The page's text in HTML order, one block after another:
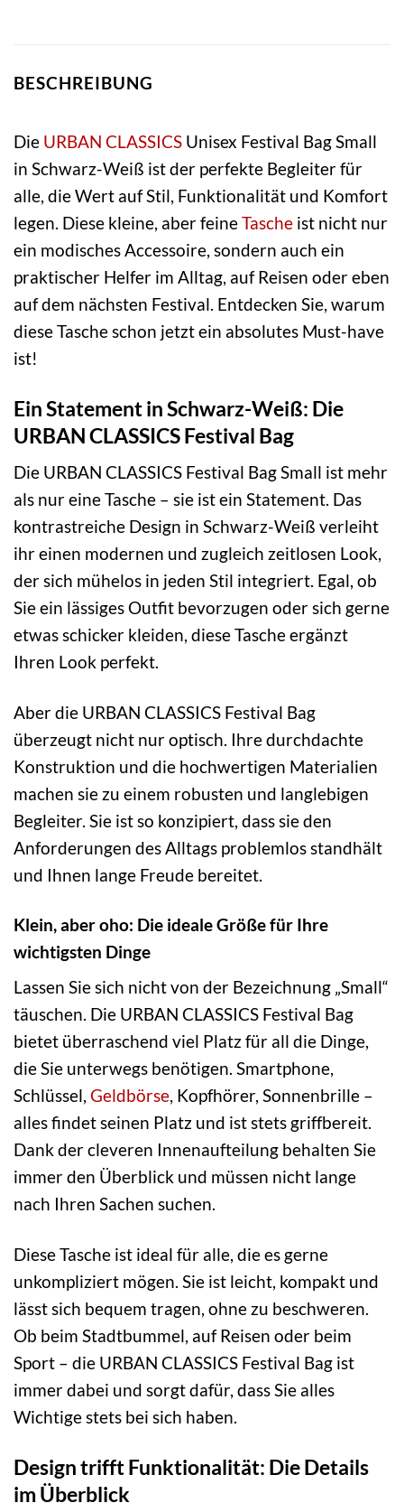
BESCHREIBUNG
Die URBAN CLASSICS Unisex Festival Bag Small
in Schwarz-Weiß ist der perfekte Begleiter für
alle, die Wert auf Stil, Funktionalität und Komfort
legen. Diese kleine, aber feineTasche ist nicht nur
ein modisches Accessoire, sondern auch ein
praktischer Helfer im Alltag, auf Reisen oder eben
auf dem nächsten Festival. Entdecken Sie, warum
diese Tasche schon jetzt ein absolutes Must-have
ist!
Ein Statement in Schwarz-Weiß: Die
URBAN CLASSICS Festival Bag
Die URBAN CLASSICS Festival Bag Small ist mehr
als nur eine Tasche – sie ist ein Statement. Das
kontrastreiche Design in Schwarz-Weiß verleiht
ihr einen modernen und zugleich zeitlosen Look,
der sich mühelos in jeden Stil integriert. Egal, ob
Sie ein lässiges Outfit bevorzugen oder sich gerne
etwas schicker kleiden, diese Tasche ergänzt
Ihren Look perfekt.
Aber die URBAN CLASSICS Festival Bag
überzeugt nicht nur optisch. Ihre durchdachte
Konstruktion und die hochwertigen Materialien
machen sie zu einem robusten und langlebigen
Begleiter. Sie ist so konzipiert, dass sie den
Anforderungen des Alltags problemlos standhält
und Ihnen lange Freude bereitet.
Klein, aber oho: Die ideale Größe für Ihre
wichtigsten Dinge
Lassen Sie sich nicht von der Bezeichnung „Small“
täuschen. Die URBAN CLASSICS Festival Bag
bietet überraschend viel Platz für all die Dinge,
die Sie unterwegs benötigen. Smartphone,
Schlüssel, Geldbörse, Kopfhörer, Sonnenbrille –
alles findet seinen Platz und ist stets griffbereit.
Dank der cleveren Innenaufteilung behalten Sie
immer den Überblick und müssen nicht lange
nach Ihren Sachen suchen.
Diese Tasche ist ideal für alle, die es gerne
unkompliziert mögen. Sie ist leicht, kompakt und
lässt sich bequem tragen, ohne zu beschweren.
Ob beim Stadtbummel, auf Reisen oder beim
Sport – die URBAN CLASSICS Festival Bag ist
immer dabei und sorgt dafür, dass Sie alles
Wichtige stets bei sich haben.
Design trifft Funktionalität: Die Details
im Überblick